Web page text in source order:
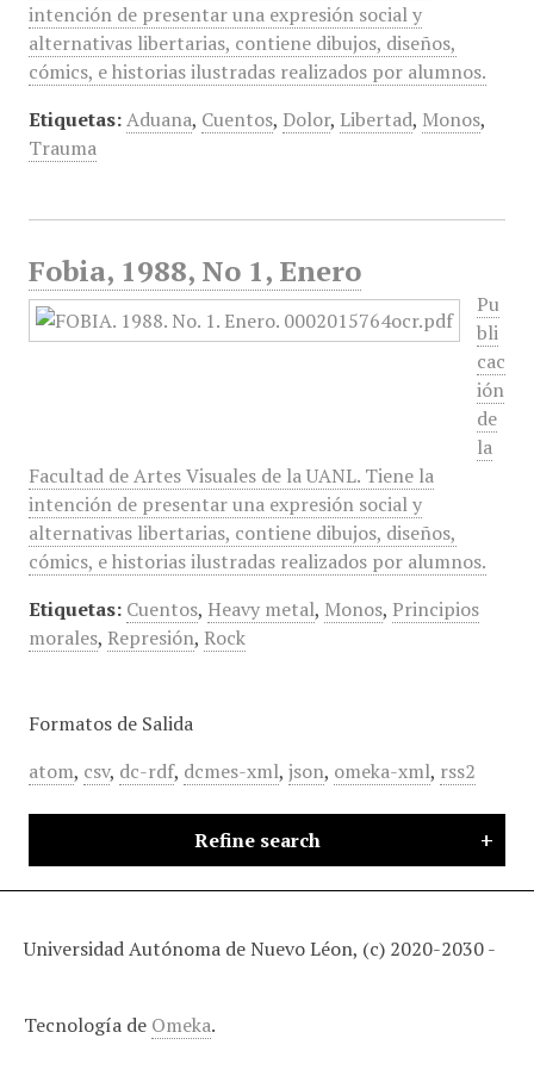
intención de presentar una expresión social y
alternativas libertarias, contiene dibujos, diseños,
cómics, e historias ilustradas realizados por alumnos.
Etiquetas: Aduana, Cuentos, Dolor, Libertad, Monos,
Trauma
Fobia, 1988, No 1, Enero
Pu
bli
cac
ión
de
la
Facultad de Artes Visuales de la UANL. Tiene la
intención de presentar una expresión social y
alternativas libertarias, contiene dibujos, diseños,
cómics, e historias ilustradas realizados por alumnos.
Etiquetas: Cuentos, Heavy metal, Monos, Principios
morales, Represión, Rock
Formatos de Salida
atom, csv, dc-rdf, dcmes-xml, json, omeka-xml, rss2
Refine search
Universidad Autónoma de Nuevo Léon, (c) 2020-2030 -
Tecnología de Omeka.